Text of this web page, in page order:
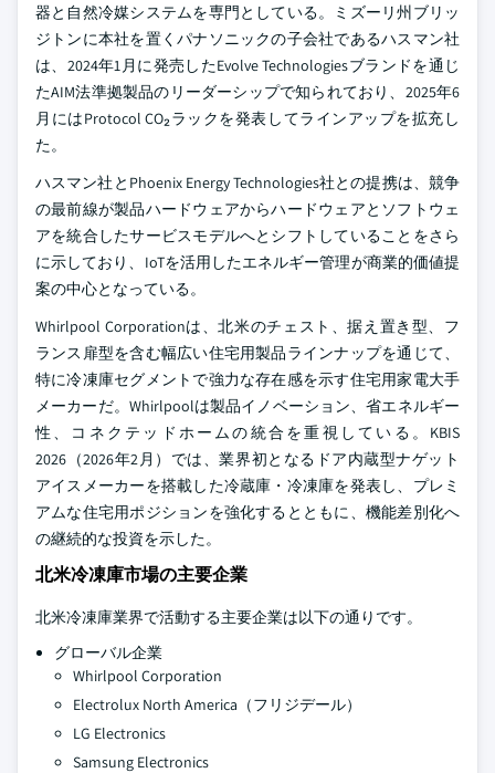
器と自然冷媒システムを専門としている。ミズーリ州ブリッ
ジトンに本社を置くパナソニックの子会社であるハスマン社
は、2024年1月に発売したEvolve Technologiesブランドを通じ
たAIM法準拠製品のリーダーシップで知られており、2025年6
月にはProtocol CO₂ラックを発表してラインアップを拡充し
た。
ハスマン社とPhoenix Energy Technologies社との提携は、競争
の最前線が製品ハードウェアからハードウェアとソフトウェ
アを統合したサービスモデルへとシフトしていることをさら
に示しており、IoTを活用したエネルギー管理が商業的価値提
案の中心となっている。
Whirlpool Corporationは、北米のチェスト、据え置き型、フ
ランス扉型を含む幅広い住宅用製品ラインナップを通じて、
特に冷凍庫セグメントで強力な存在感を示す住宅用家電大手
メーカーだ。Whirlpoolは製品イノベーション、省エネルギー
性、コネクテッドホームの統合を重視している。KBIS
2026（2026年2月）では、業界初となるドア内蔵型ナゲット
アイスメーカーを搭載した冷蔵庫・冷凍庫を発表し、プレミ
アムな住宅用ポジションを強化するとともに、機能差別化へ
の継続的な投資を示した。
北米冷凍庫市場の主要企業
北米冷凍庫業界で活動する主要企業は以下の通りです。
グローバル企業
Whirlpool Corporation
Electrolux North America（フリジデール）
LG Electronics
Samsung Electronics